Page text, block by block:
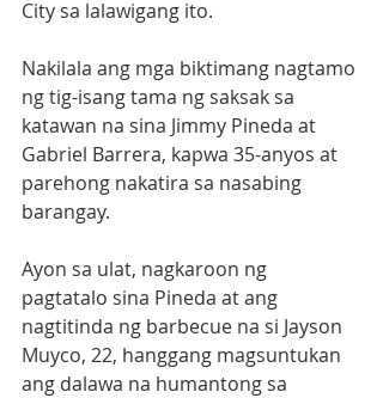
City sa lalawigang ito.
Nakilala ang mga biktimang nagtamo
ng tig-isang tama ng saksak sa
katawan na sina Jimmy Pineda at
Gabriel Barrera, kapwa 35-anyos at
parehong nakatira sa nasabing
barangay.
Ayon sa ulat, nagkaroon ng
pagtatalo sina Pineda at ang
nagtitinda ng barbecue na si Jayson
Muyco, 22, hanggang magsuntukan
ang dalawa na humantong sa